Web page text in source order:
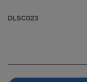
DLSC023